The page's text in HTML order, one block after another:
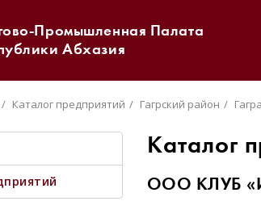
Промышленная Палата
Абхазия
Каталог предприятий Гагрский район
Каталог
ООО КЛУБ